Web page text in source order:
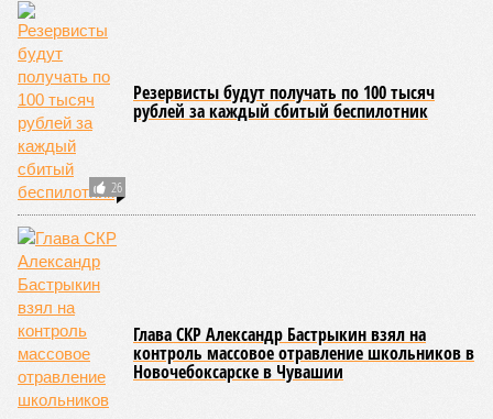
26
Резервисты будут получать по 100 тысяч
рублей за каждый сбитый беспилотник
Глава СКР Александр Бастрыкин взял на
контроль массовое отравление школьников в
Новочебоксарске в Чувашии